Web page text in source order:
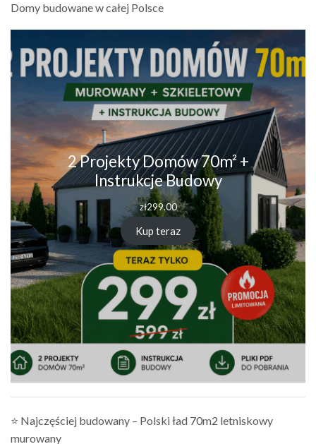
Domy budowane w całej Polsce
2 Projekty Domów 70m² +
Instrukcje Budowy
zł299.00
Kup teraz
⭐ Najczęściej budowany – Polski ład 70m2 letniskowy
murowany